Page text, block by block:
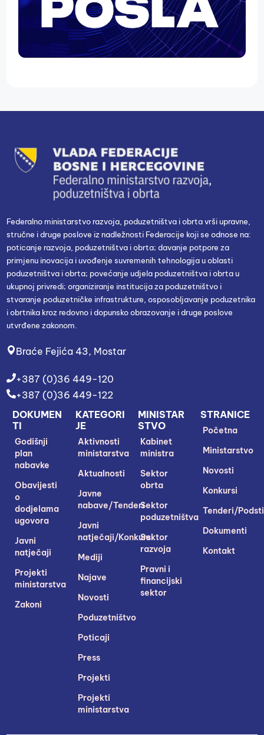
Federalno ministarstvo razvoja, poduzetništva i obrta vrši upravne,
stručne i druge poslove iz nadležnosti Federacije koji se odnose na:
poticanje razvoja, poduzetništva i obrta; davanje potpore za
primjenu inovacija i uvođenje suvremenih tehnologija u oblasti
poduzetništva i obrta; povećanje udjela poduzetništva i obrta u
ukupnoj privredi; organiziranje institucija za poduzetništvo i
stvaranje poduzetničke infrastrukture, osposobljavanje poduzetnika
i obrtnika kroz redovno i dopunsko obrazovanje i druge poslove
utvrđene zakonom.
Braće Fejića 43, Mostar
+387 (0)36 449-120
+387 (0)36 449-122
STRANICE
Početna
Ministarstvo
Novosti
Konkursi
Tenderi/
Dokumenti
Kontakt
MINISTAR
STVO
Kabinet
ministra
Sektor
obrta
Sektor
poduzetništva
Sektor
razvoja
Pravni i
financijski
sektor
KATEGORI
JE
Aktivnosti
ministarstva
Aktualnosti
Javne
nabave/Tenderi
Javni
natječaji/Konkursi
Mediji
Najave
Novosti
Poduzetništvo
Poticaji
Press
Projekti
Projekti
ministarstva
DOKUMEN
TI
Godišnji
plan
nabavke
Obavijesti
o
dodjelama
ugovora
Javni
natječaji
Projekti
ministarstva
Zakoni